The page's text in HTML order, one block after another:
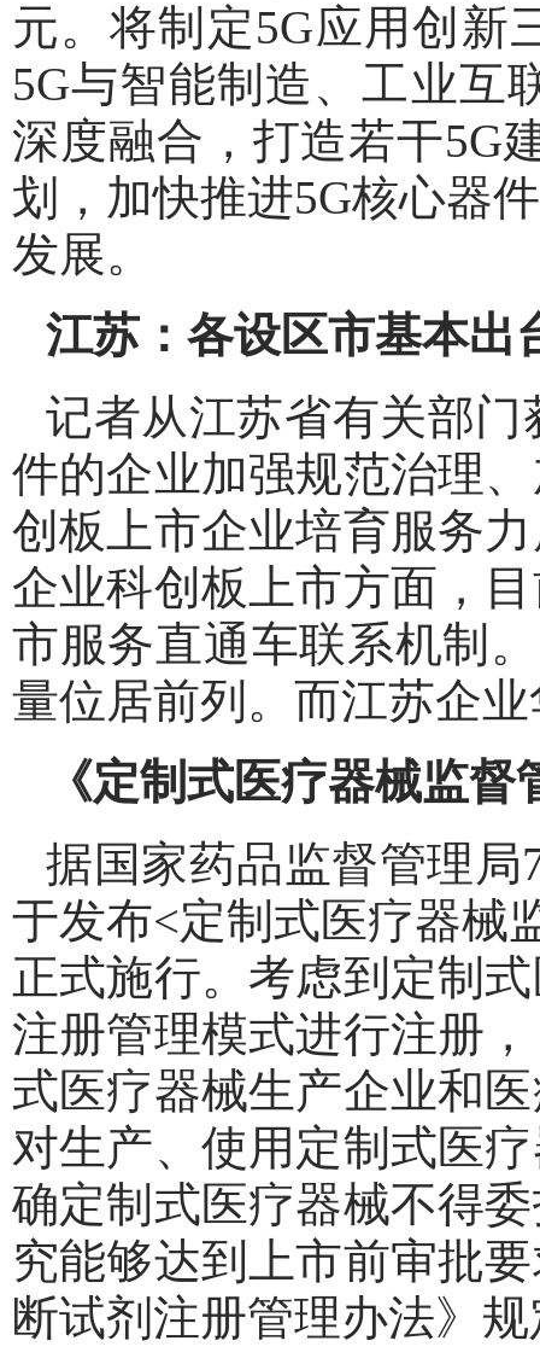
元。将制定5G应用创新
5G与智能制造、工业互
深度融合，打造若干5G
划，加快推进5G核心器
发展。
江苏：各设区市基本出
记者从江苏省有关部
件的企业加强规范治理
创板上市企业培育服务
企业科创板上市方面，
市服务直通车联系机制
量位居前列。而江苏企
《定制式医疗器械监
据国家药品监督管理
于发布<定制式医疗器械
正式施行。考虑到定制
注册管理模式进行注册
式医疗器械生产企业和
对生产、使用定制式医
确定制式医疗器械不得
究能够达到上市前审批
断试剂注册管理办法》